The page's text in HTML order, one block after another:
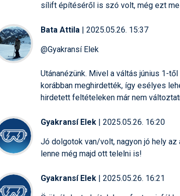
sílift építéséről is szó volt, még ezt
Bata Attila | 2025.05.26. 15:37
@Gyakransí Elek
Utánanézünk. Mivel a váltás június 1-
korábban meghirdették, így esélyes
hirdetett feltételeken már nem
Gyakransí Elek | 2025.05.26. 16:20
Jó dolgotok van/volt, nagyon jó hely az
lenne még majd ott telelni is!
Gyakransí Elek | 2025.05.26. 16:21